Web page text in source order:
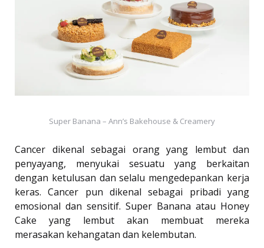
Super Banana – Ann’s Bakehouse & Creamery
Cancer dikenal sebagai orang yang lembut dan
penyayang, menyukai sesuatu yang berkaitan
dengan ketulusan dan selalu mengedepankan kerja
keras. Cancer pun dikenal sebagai pribadi yang
emosional dan sensitif. Super Banana atau Honey
Cake yang lembut akan membuat mereka
merasakan kehangatan dan kelembutan.